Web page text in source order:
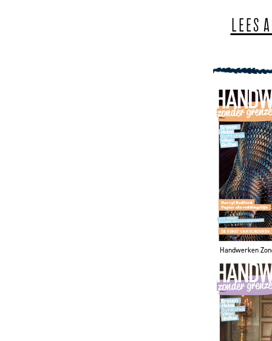
LEES
Handwerken